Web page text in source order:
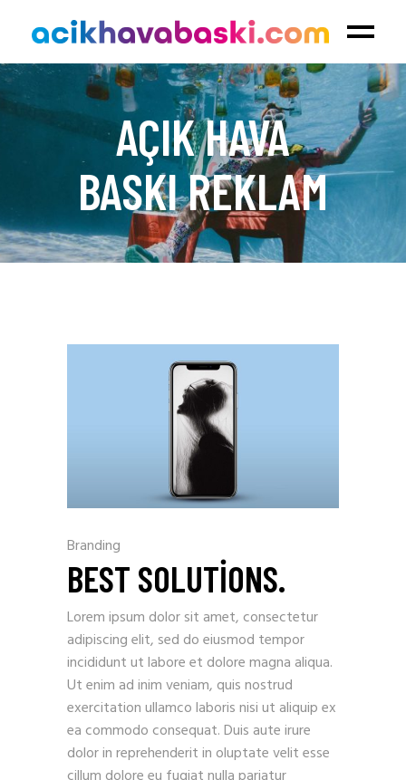
AÇIK HAVA
BASKI REKLAM
Branding
BEST SOLUTIONS.
Lorem ipsum dolor sit amet, consectetur
adipiscing elit, sed do eiusmod tempor
incididunt ut labore et dolore magna aliqua.
Ut enim ad inim veniam, quis nostrud
exercitation ullamco laboris nisi ut aliquip ex
ea commodo consequat. Duis aute irure
dolor in reprehenderit in oluptate velit esse